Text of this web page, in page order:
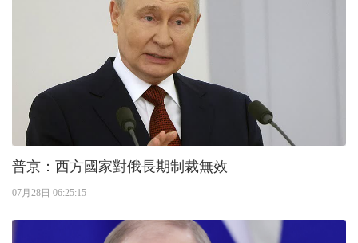
普京：西方國家對俄長期制裁無效
07月28日 06:25:15